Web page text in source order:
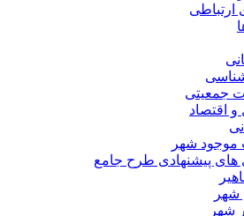
جمعیتی
اقتصاد
شهر
پیشنهادی طرح جامع